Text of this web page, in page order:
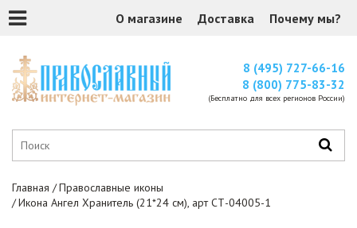
О магазине Доставка Почему мы?
8 (495) 727-66-16
8 (800) 775-83-32
(Бесплатно для всех регионов России)
Главная
Православные иконы
Икона Ангел Хранитель (21*24 см), арт СТ-04005-1